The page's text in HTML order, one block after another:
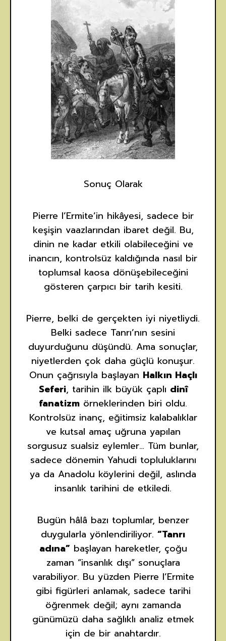
Sonuç Olarak
Pierre l’Ermite’in hikâyesi, sadece bir
keşişin vaazlarından ibaret değil. Bu,
dinin ne kadar etkili olabileceğini ve
inancın, kontrolsüz kaldığında nasıl bir
toplumsal kaosa dönüşebileceğini
gösteren çarpıcı bir tarih kesiti.
Pierre, belki de gerçekten iyi niyetliydi.
Belki sadece Tanrı’nın sesini
duyurduğunu düşündü. Ama sonuçlar,
niyetlerden çok daha güçlü konuşur.
Onun çağrısıyla başlayan Halkın Haçlı
Seferi, tarihin ilk büyük çaplı dinî
fanatizm örneklerinden biri oldu.
Kontrolsüz inanç, eğitimsiz kalabalıklar
ve kutsal amaç uğruna yapılan
sorgusuz sualsiz eylemler… Tüm bunlar,
sadece dönemin Yahudi topluluklarını
ya da Anadolu köylerini değil, aslında
insanlık tarihini de etkiledi.
Bugün hâlâ bazı toplumlar, benzer
duygularla yönlendiriliyor. “Tanrı
adına” başlayan hareketler, çoğu
zaman “insanlık dışı” sonuçlara
varabiliyor. Bu yüzden Pierre l’Ermite
gibi figürleri anlamak, sadece tarihi
öğrenmek değil; aynı zamanda
günümüzü daha sağlıklı analiz etmek
için de bir anahtardır.